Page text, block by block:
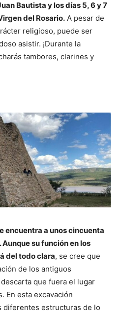
Bautista y los días 5, 6 y 7
del Rosario. A pesar de
religioso, puede ser
asistir. ¡Durante la
tambores, clarines y
encuentra a unos cincuenta
su función en los
del todo clara, se cree que
de los antiguos
que fuera el lugar
En esta excavación
diferentes estructuras de lo